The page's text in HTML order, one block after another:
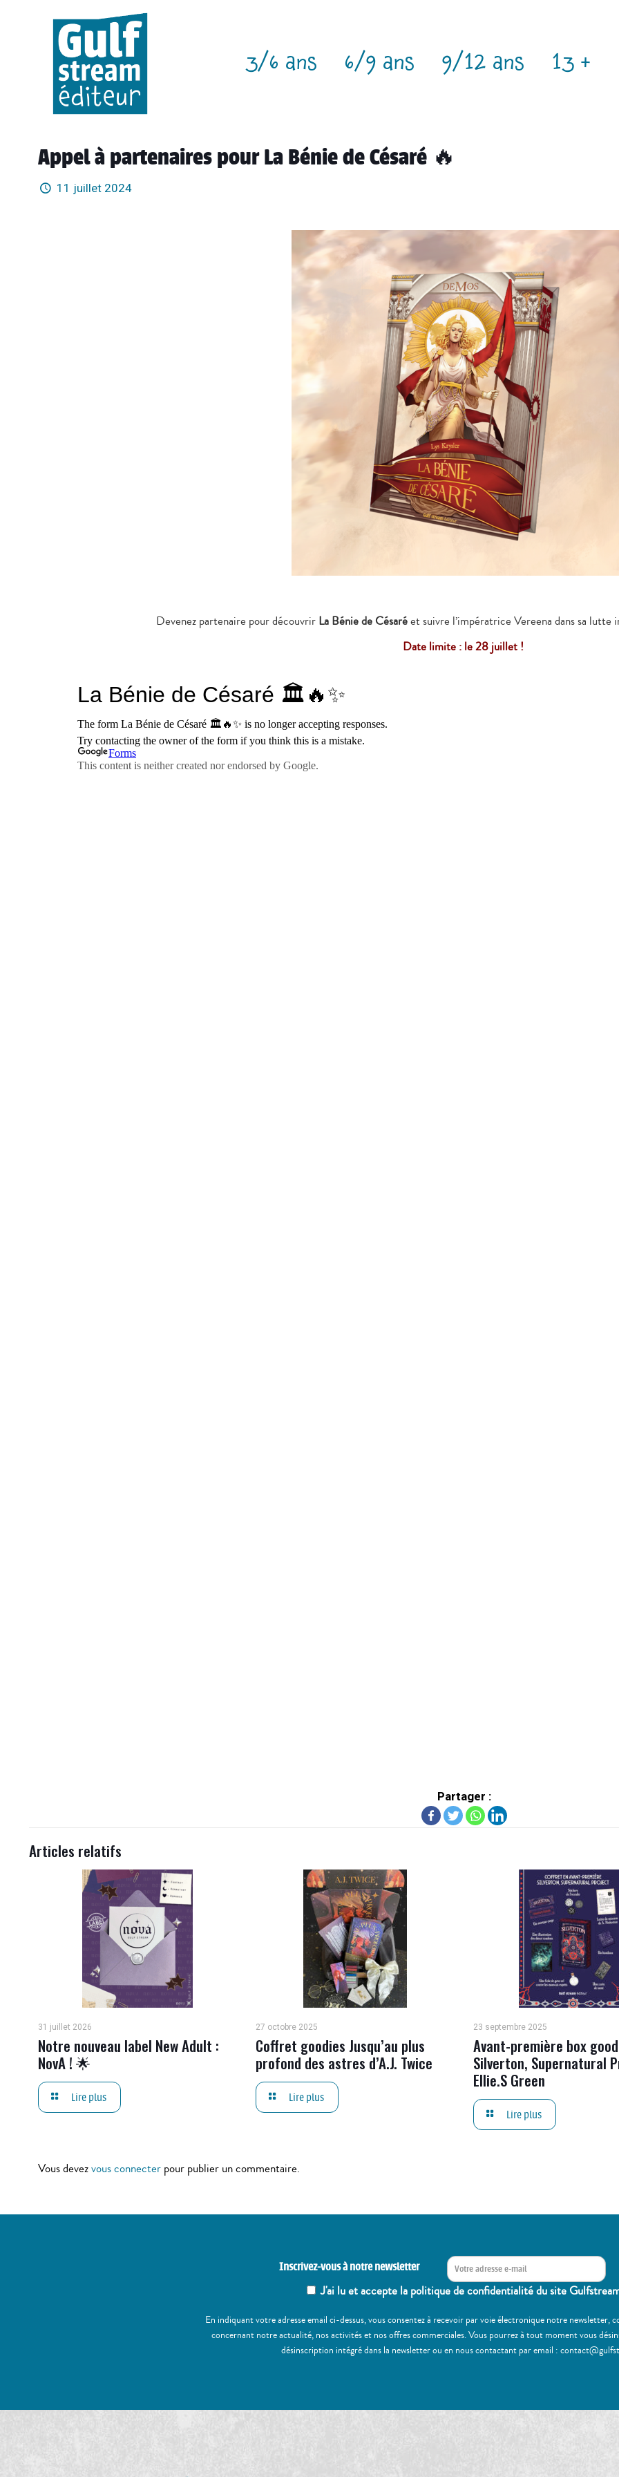
3/6 ans 6/9 ans 9/12 ans 13 +
Appel à partenaires pour La Bénie de Césaré 🔥
11 juillet 2024
Devenez partenaire pour découvrir La Bénie de Césaréet suivre l’impératrice Vereena dans sa
Date limite : le 28 juillet !
Partager :
Articles relatifs
31 juillet 2026
Notre nouveau label New Adult :
NovA ! 🌟
Lire plus
27 octobre 2025
Coffret goodies Jusqu’au plus
profond des astres d’A.J. Twice
Lire plus
23 septembre 2025
Avant-première box
Silverton, Supernatural
Ellie.S Green
Lire plus
Vous devezvous connecterpour publier un commentaire.
Inscrivez-vous à notre newsletter
J'ai lu et accepte la politique de confidentialité du site
En indiquant votre adresse email ci-dessus, vous consentez à recevoir par voie électronique notre newsletter,
concernant notre actualité, nos activités et nos offres commerciales. Vous pourrez à tout moment vous
désinscription intégré dans la newsletter ou en nous contactant par email :